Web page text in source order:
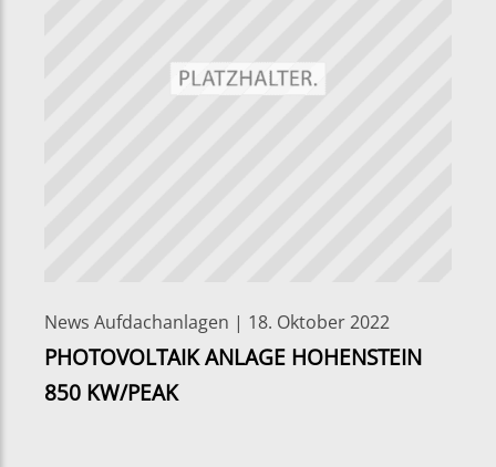
News Aufdachanlagen | 18. Oktober 2022
PHOTOVOLTAIK ANLAGE HOHENSTEIN
850 KW/PEAK